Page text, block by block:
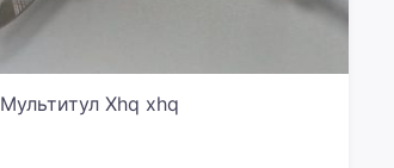
Мультитул Xhq xhq